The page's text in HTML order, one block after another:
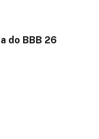
do BBB 26